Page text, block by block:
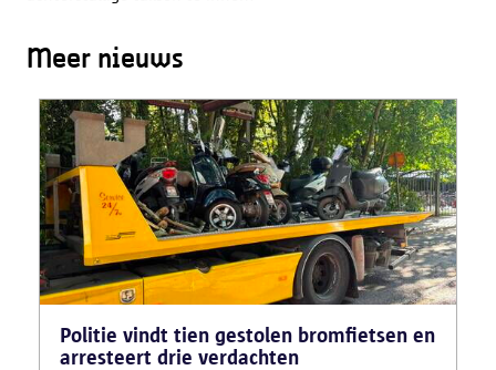
Meer nieuws
Politie vindt tien gestolen bromfietsen en
arresteert drie verdachten